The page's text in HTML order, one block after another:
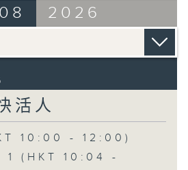
2026
活人
10:00 - 12:00)
1 (HKT 10:04 -